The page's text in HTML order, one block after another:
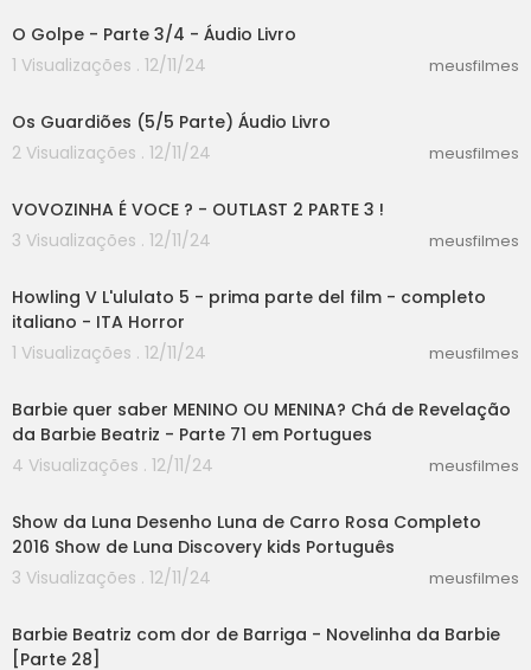
m portugues
O Golpe - Parte 3/4 - Áudio Livro
1 Visualizações . 12/11/24
meusfilmes
Os Guardiões (5/5 Parte) Áudio Livro
2 Visualizações . 12/11/24
meusfilmes
VOVOZINHA É VOCE ? - OUTLAST 2 PARTE 3 !
3 Visualizações . 12/11/24
meusfilmes
Howling V L'ululato 5 - prima parte del film - completo
italiano - ITA Horror
1 Visualizações . 12/11/24
meusfilmes
Barbie quer saber MENINO OU MENINA? Chá de Revelação
da Barbie Beatriz - Parte 71 em Portugues
4 Visualizações . 12/11/24
meusfilmes
Show da Luna Desenho Luna de Carro Rosa Completo
2016 Show de Luna Discovery kids Português
3 Visualizações . 12/11/24
meusfilmes
Barbie Beatriz com dor de Barriga - Novelinha da Barbie
[Parte 28]